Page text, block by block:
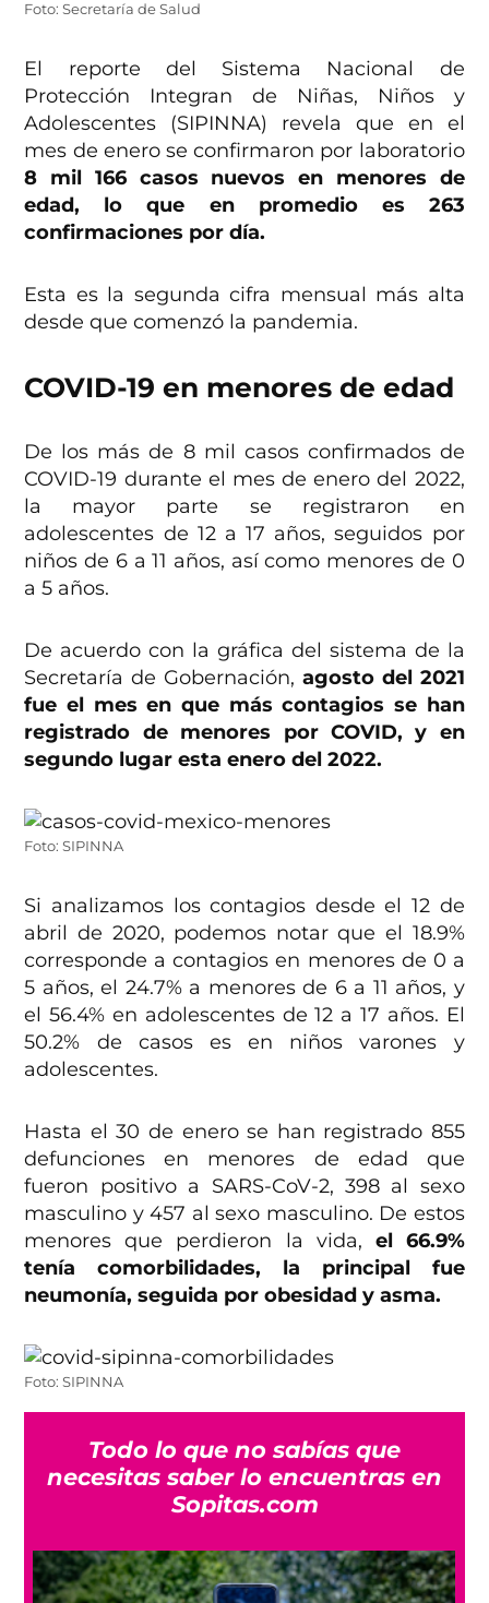
Foto: Secretaría de Salud
El reporte del Sistema Nacional de
Protección Integran de Niñas, Niños y
Adolescentes (SIPINNA) revela que en el
mes de enero se confirmaron por laboratorio
8 mil 166 casos nuevos en menores de
edad, lo que en promedio es 263
confirmaciones por día.
Esta es la segunda cifra mensual más alta
desde que comenzó la pandemia.
COVID-19 en menores de edad
De los más de 8 mil casos confirmados de
COVID-19 durante el mes de enero del 2022,
la mayor parte se registraron en
adolescentes de 12 a 17 años, seguidos por
niños de 6 a 11 años, así como menores de 0
a 5 años.
De acuerdo con la gráfica del sistema de la
Secretaría de Gobernación, agosto del 2021
fue el mes en que más contagios se han
registrado de menores por COVID, y en
segundo lugar esta enero del 2022.
Foto: SIPINNA
Si analizamos los contagios desde el 12 de
abril de 2020, podemos notar que el 18.9%
corresponde a contagios en menores de 0 a
5 años, el 24.7% a menores de 6 a 11 años, y
el 56.4% en adolescentes de 12 a 17 años. El
50.2% de casos es en niños varones y
adolescentes.
Hasta el 30 de enero se han registrado 855
defunciones en menores de edad que
fueron positivo a SARS-CoV-2, 398 al sexo
masculino y 457 al sexo masculino. De estos
menores que perdieron la vida, el 66.9%
tenía comorbilidades, la principal fue
neumonía, seguida por obesidad y asma.
Foto: SIPINNA
Todo lo que no sabías que
necesitas saber lo encuentras en
Sopitas.com